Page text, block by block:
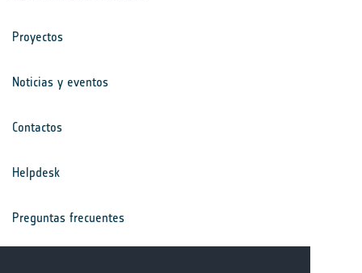
Proyectos
Noticias y eventos
Contactos
Helpdesk
Preguntas frecuentes